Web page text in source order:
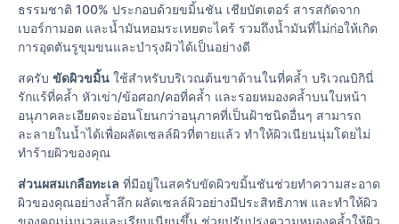
ธรรมชาติ 100% ประกอบด้วยขมิ้นชัน เชียบัตเตอร์ สารสกัดจาก
เบอร์กามอต และน้ำมันหอมระเหยตะไคร้ รวมถึงน้ำมันที่ไม่ก่อให้เกิด
การอุดตันรูขุมขนและบำรุงผิวได้เป็นอย่างดี
สครับ ขัดผิวขมิ้น ใช้สำหรับบริเวณต้นขาด้านในที่คล้ำ บริเวณบิกินี่
รักแร้ที่คล้ำ หัวเข่า/ข้อศอก/คอที่คล้ำ และรอยหมองคล้ำบนใบหน้า
อนุภาคละเอียดจะอ่อนโยนกว่าอนุภาคที่เป็นฝ้าชนิดอื่นๆ สามารถ
ละลายในน้ำได้เพื่อผลัดเซลล์ผิวที่ตายแล้ว ทำให้ผิวเนียนนุ่มโดยไม่
ทำร้ายผิวของคุณ
ส่วนผสมเกลือทะเล ที่มีอยู่ในสครับขัดผิวขมิ้นชันช่วยทำความสะอาด
ผิวของคุณอย่างล้ำลึก ผลัดเซลล์ผิวอย่างมีประสิทธิภาพ และทำให้ผิว